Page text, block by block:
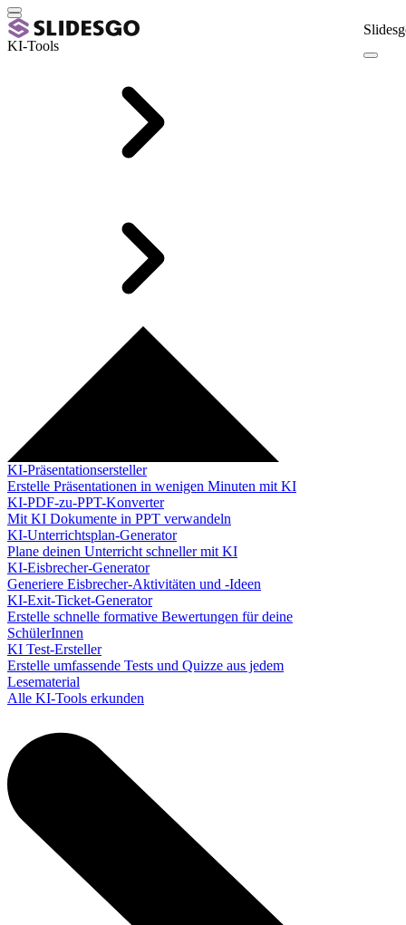
KI-Tools
KI-Präsentationsersteller
Erstelle Präsentationen in wenigen Minuten mit KI
KI-PDF-zu-PPT-Konverter
Mit KI Dokumente in PPT verwandeln
KI-Unterrichtsplan-Generator
Plane deinen Unterricht schneller mit KI
KI-Eisbrecher-Generator
Generiere Eisbrecher-Aktivitäten und -Ideen
KI-Exit-Ticket-Generator
Erstelle schnelle formative Bewertungen für deine
SchülerInnen
KI Test-Ersteller
Erstelle umfassende Tests und Quizze aus jedem
Lesematerial
Alle KI-Tools erkunden